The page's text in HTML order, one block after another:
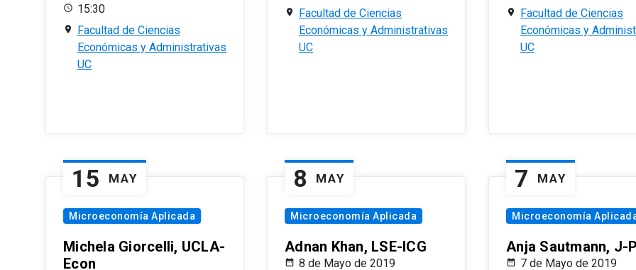
15:30
Facultad de Ciencias
Económicas y Administrativas
UC
Facultad de Ciencias
Económicas y Administrativas
UC
Facultad de Ciencias
Económicas y
UC
15 MAY
Microeconomía Aplicada
Michela Giorcelli, UCLA-
Econ
8 MAY
Microeconomía Aplicada
Adnan Khan, LSE-ICG
8 de Mayo de 2019
7 MAY
Microeconomía
Anja Sautmann, J-
7 de Mayo de 2019